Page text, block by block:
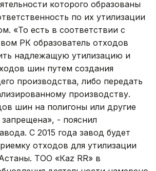
которого образованы
по их утилизации
«То есть в соответствии с
РК образователь отходов
надлежащую утилизацию и
шин путем создания
производства, либо передать
производству.
шин на полигоны или другие
- пояснил
С 2015 года завод будет
отходов для утилизации
ТОО «Каz RR» в